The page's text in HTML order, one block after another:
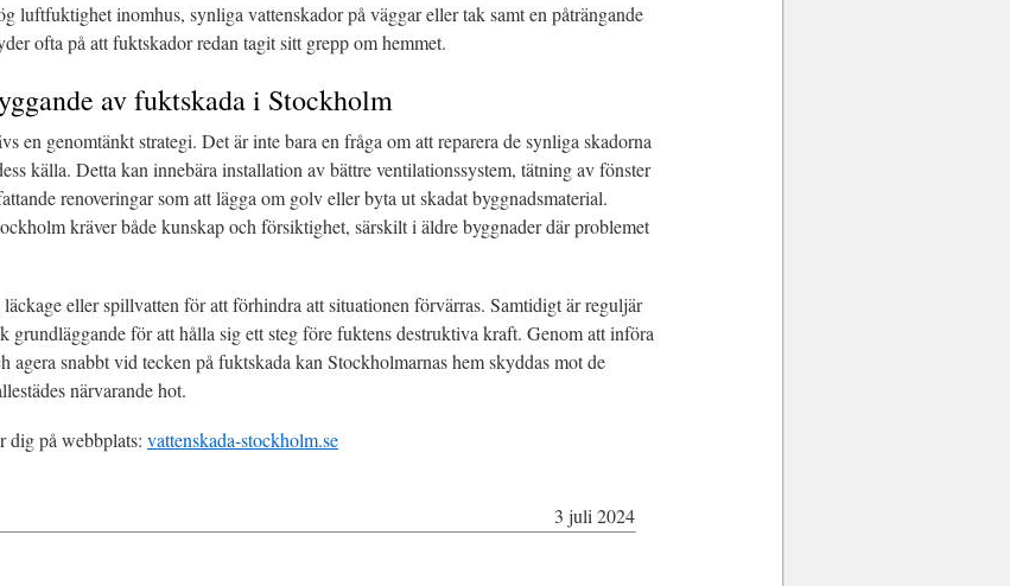
luftfuktighet inomhus, synliga vattenskador på väggar eller tak samt en påträngande
ofta på att fuktskador redan tagit sitt grepp om hemmet.
av fuktskada i Stockholm
en genomtänkt strategi. Det är inte bara en fråga om att reparera de synliga skadorna
källa. Detta kan innebära installation av bättre ventilationssystem, tätning av fönster
renoveringar som att lägga om golv eller byta ut skadat byggnadsmaterial.
kräver både kunskap och försiktighet, särskilt i äldre byggnader där problemet
eller spillvatten för att förhindra att situationen förvärras. Samtidigt är reguljär
grundläggande för att hålla sig ett steg före fuktens destruktiva kraft. Genom att införa
agera snabbt vid tecken på fuktskada kan Stockholmarnas hem skyddas mot de
närvarande hot.
dig på webbplats: vattenskada-stockholm.se
3 juli 2024